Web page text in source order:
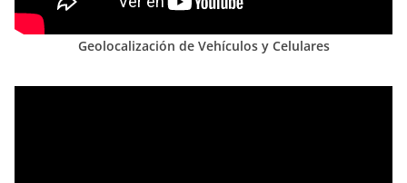
Geolocalización de Vehículos y Celulares